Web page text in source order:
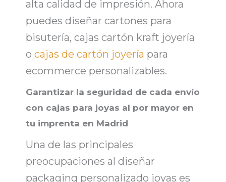
alta calidad de impresión. Ahora
puedes diseñar cartones para
bisutería, cajas cartón kraft joyería
o cajas de cartón joyería para
ecommerce personalizables.
Garantizar la seguridad de cada envío
con cajas para joyas al por mayor en
tu imprenta en Madrid
Una de las principales
preocupaciones al diseñar
packaging personalizado joyas es